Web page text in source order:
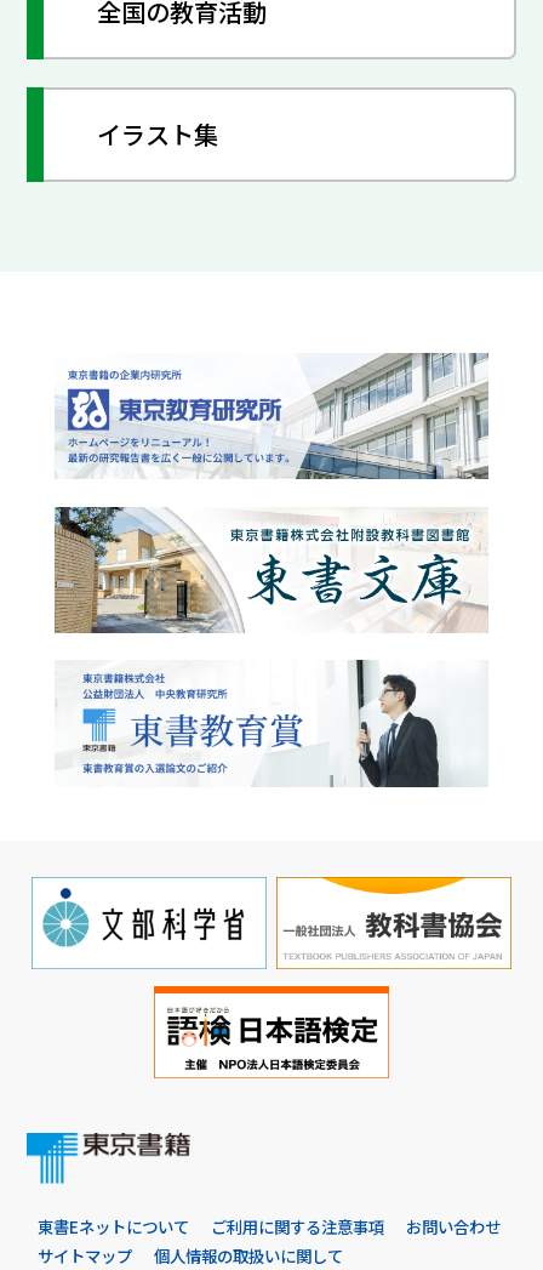
全国の教育活動
イラスト集
東書Eネットについて ご利用に関する注意事項
お問い合わせ
サイトマップ
個人情報の取扱いに関して